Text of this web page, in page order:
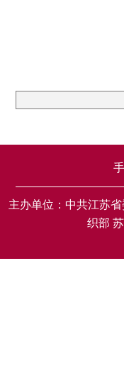
主办单位：中共江苏
织部